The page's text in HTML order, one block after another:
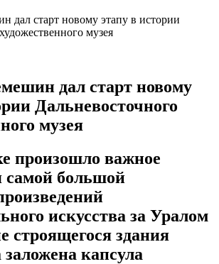
дал старт новому
Дальневосточного
музея
произошло важное
самой большой
искусства за Уралом
строящегося здания
капсула